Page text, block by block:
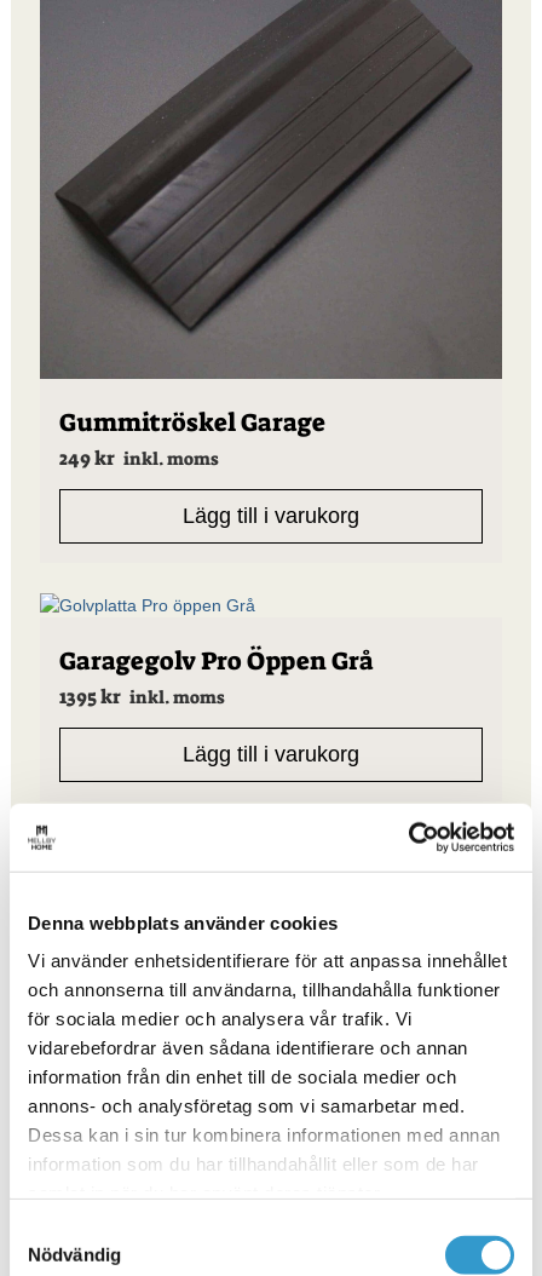
Denna webbplats använder cookies
Vi använder enhetsidentifierare för att anpassa innehållet
och annonserna till användarna, tillhandahålla funktioner
för sociala medier och analysera vår trafik. Vi
vidarebefordrar även sådana identifierare och annan
information från din enhet till de sociala medier och
annons- och analysföretag som vi samarbetar med.
Dessa kan i sin tur kombinera informationen med annan
information som du har tillhandahållit eller som de har
Nödvändig
Gummitröskel Garage
249kr inkl. moms
Lägg till i varukorg
Garagegolv Pro Öppen Grå
1395kr inkl. moms
Lägg till i varukorg